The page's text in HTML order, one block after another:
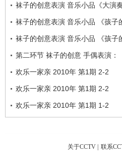
袜子的创意表演 音乐小品《大演
袜子的创意表演 音乐小品 《孩子
袜子的创意表演 音乐小品 《孩子
第二环节 袜子的创意 手偶表演
欢乐一家亲 2010年 第1期 2-2
欢乐一家亲 2010年 第1期 2-2
欢乐一家亲 2010年 第1期 1-2
关于CCTV | 联系